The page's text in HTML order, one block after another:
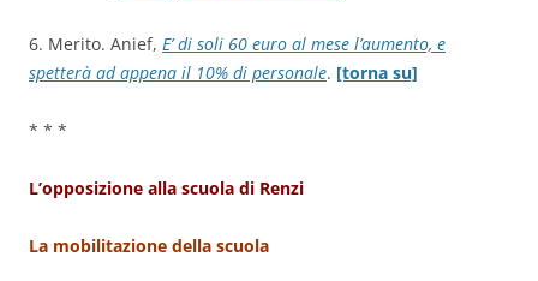
6. Merito. Anief, E’ di soli 60 euro al mese l’aumento, e
spetterà ad appena il 10% di personale. [torna su]
* * *
L’opposizione alla scuola di Renzi
La mobilitazione della scuola